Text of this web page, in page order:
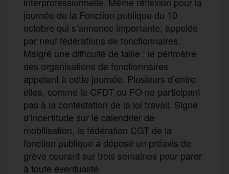
journée de la Fonction publique du 10
octobre qui s’annonce importante, appelée
par neuf fédérations de fonctionnaires.
Malgré une difficulté de taille : le périmètre
des organisations de fonctionnaires
appelant à cette journée. Plusieurs d’entre
elles, comme la CFDT ou FO ne participant
pas à la contestation de la loi travail. Signe
d’incertitude sur le calendrier de
mobilisation, la fédération CGT de la
fonction publique a déposé un préavis de
grève courant sur trois semaines pour parer
à toute éventualité.